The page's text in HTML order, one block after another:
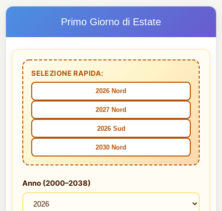
Primo Giorno di Estate
SELEZIONE RAPIDA:
2026 Nord
2027 Nord
2026 Sud
2030 Nord
Anno (2000–2038)